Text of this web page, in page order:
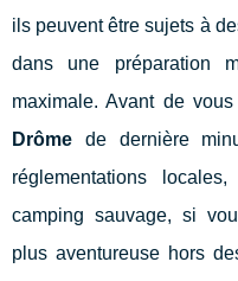
ils peuvent être sujets à
dans une préparation
maximale. Avant de
Drôme de dernière
réglementations
camping sauvage, si
plus aventureuse hors